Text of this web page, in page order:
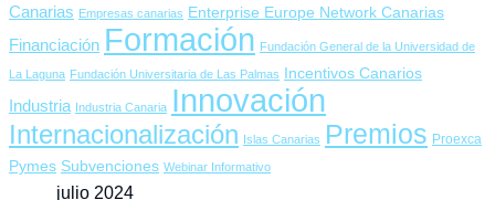
Economía AzulEconomía Verde Emprender en
Canarias Empresas canarias Enterprise Europe Network Canarias
Financiación Formación Fundación General de la Universidad de
La Laguna Fundación Universitaria de Las Palmas Incentivos Canarios
Industria Industria Canaria Innovación
Internacionalización Islas Canarias